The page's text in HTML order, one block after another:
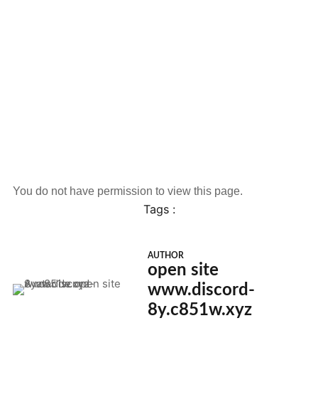
You do not have permission to view this page.
Tags :
AUTHOR
open site
www.discord-
8y.c851w.xyz